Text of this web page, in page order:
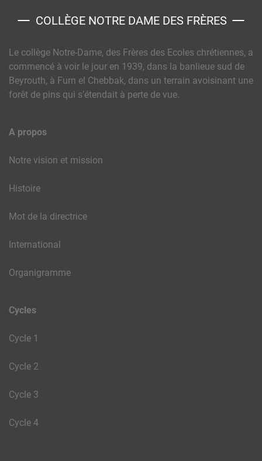
COLLÈGE NOTRE DAME DES FRÈRES
Le collège Notre-Dame, des Frères des Ecoles chrétiennes, a
commencé à voir le jour en 1939, dans la banlieue sud de
Beyrouth, à Furn el Chebbak, dans un terrain avoisinant une
forêt de pins qui s’étendait à perte de vue.
A propos
Notre vision et mission
Histoire
Mot de la directrice
International
Organigramme
Cycles
Cycle 1
Cycle 2
Cycle 3
Cycle 4